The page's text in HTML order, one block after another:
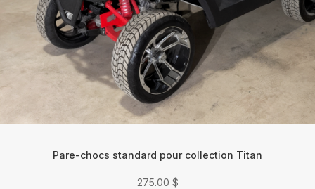
Pare-chocs standard pour collection Titan
275.00 $